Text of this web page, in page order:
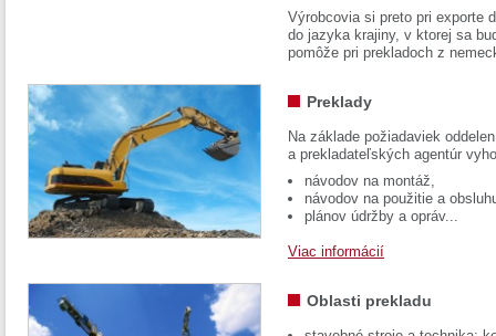
Výrobcovia si preto pri exporte
do jazyka krajiny, v ktorej sa
pomôže pri prekladoch z
Preklady
Na základe požiadaviek
a prekladateľských agentúr
návodov na montáž,
návodov na použitie a
plánov údržby a opráv...
Viac informácií
Oblasti prekladu